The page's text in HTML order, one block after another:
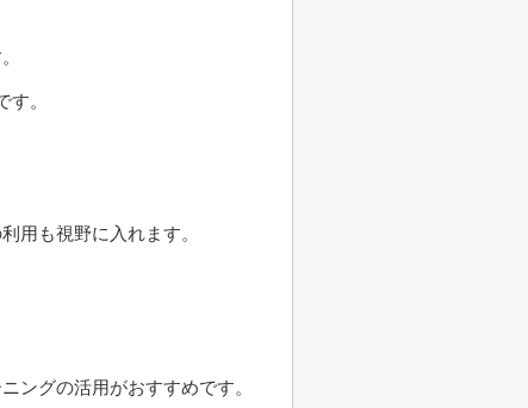
。
用も視野に入れます。
ングの活用がおすすめです。